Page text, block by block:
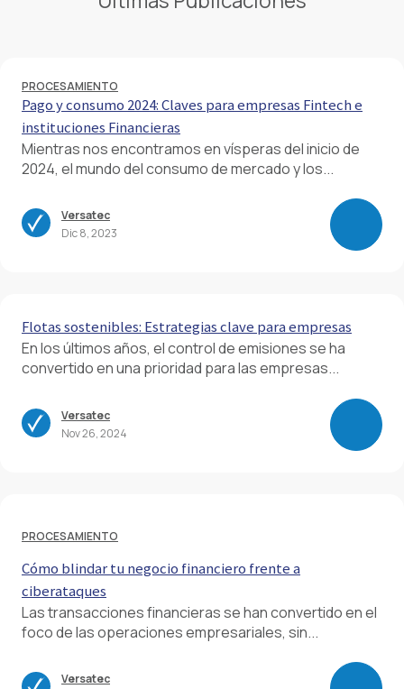
PROCESAMIENTO
Pago y consumo 2024: Claves para empresas Fintech e
instituciones Financieras
Mientras nos encontramos en vísperas del inicio de
2024, el mundo del consumo de mercado y los...
Versatec
Dic 8, 2023
Flotas sostenibles: Estrategias clave para empresas
En los últimos años, el control de emisiones se ha
convertido en una prioridad para las empresas...
Versatec
Nov 26, 2024
PROCESAMIENTO
Cómo blindar tu negocio financiero frente a
ciberataques
Las transacciones financieras se han convertido en el
foco de las operaciones empresariales, sin...
Versatec